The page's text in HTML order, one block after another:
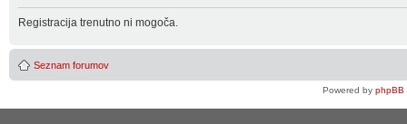
Registracija trenutno ni mogoča.
Seznam forumov
Powered byphpBB